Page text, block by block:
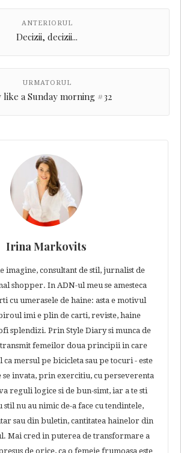
ANTERIORUL
Decizii, decizii...
URMATORUL
like a Sunday morning #32
Irina Markovits
imagine, consultant de stil, jurnalist de
shopper. In ADN-ul meu se amesteca
cu umerasele de haine: asta e motivul
imi e plin de carti, reviste, haine
splendizi. Prin Style Diary si munca de
femeilor doua principii in care
ca mersul pe bicicleta sau pe tocuri - este
se invata, prin exercitiu, cu perseverenta
reguli logice si de bun-simt, iar a te sti
stil nu au nimic de-a face cu tendintele,
sau din buletin, cantitatea hainelor din
Mai cred in puterea de transformare a
de orice, ca o femeie frumoasa este